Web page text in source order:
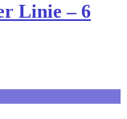
Linie – 6